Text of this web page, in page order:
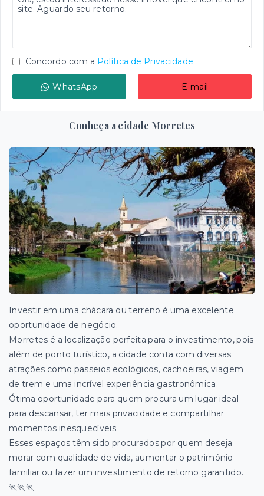
Concordo com a Política de Privacidade
WhatsApp E-mail
Conheça a cidade Morretes
Investir em uma chácara ou terreno é uma excelente
oportunidade de negócio.
Morretes é a localização perfeita para o investimento, pois
além de ponto turístico, a cidade conta com diversas
atrações como passeios ecológicos, cachoeiras, viagem
de trem e uma incrível experiência gastronômica.
Ótima oportunidade para quem procura um lugar ideal
para descansar, ter mais privacidade e compartilhar
momentos inesquecíveis.
Esses espaços têm sido procurados por quem deseja
morar com qualidade de vida, aumentar o patrimônio
familiar ou fazer um investimento de retorno garantido.
🏃🏃🏃